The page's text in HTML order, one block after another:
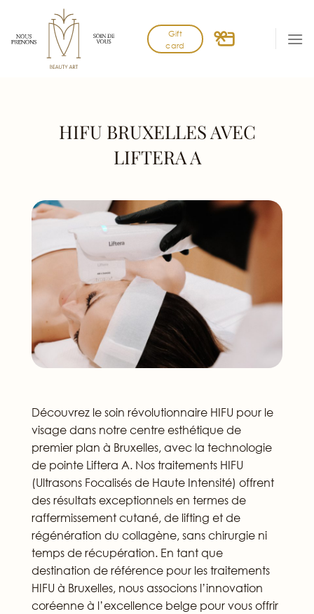
content
Gift
card
HIFU BRUXELLES AVEC
LIFTERA A
Découvrez le soin révolutionnaire HIFU pour le
visage dans notre centre esthétique de
premier plan à Bruxelles, avec la technologie
de pointe Liftera A. Nos traitements HIFU
(Ultrasons Focalisés de Haute Intensité) offrent
des résultats exceptionnels en termes de
raffermissement cutané, de lifting et de
régénération du collagène, sans chirurgie ni
temps de récupération. En tant que
destination de référence pour les traitements
HIFU à Bruxelles, nous associons l’innovation
coréenne à l’excellence belge pour vous offrir